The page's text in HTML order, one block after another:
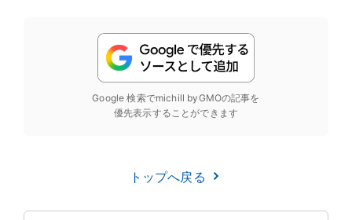
Google 検索でmichill byGMOの記事を
優先表示することができます
トップへ戻る